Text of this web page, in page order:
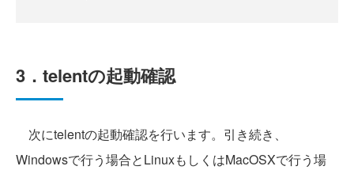
3．telentの起動確認
次にtelentの起動確認を行います。引き続き、
Windowsで行う場合とLinuxもしくはMacOSXで行う場